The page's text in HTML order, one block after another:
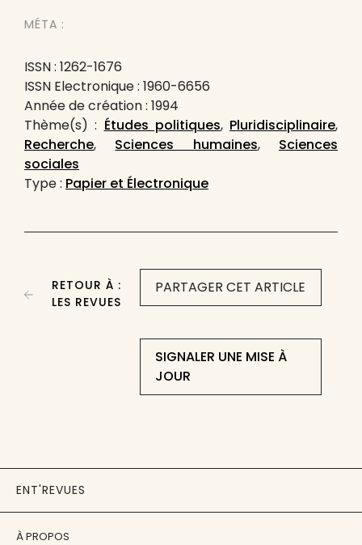
MÉTA :
ISSN : 1262-1676
ISSN Electronique : 1960-6656
Année de création : 1994
Thème(s) : Études politiques, Pluridisciplinaire,
Recherche, Sciences humaines, Sciences
sociales
Type : Papier et Électronique
PARTAGER CET ARTICLE
SIGNALER UNE MISE À
JOUR
RETOUR À :
LES REVUES
ENT'REVUES
À PROPOS